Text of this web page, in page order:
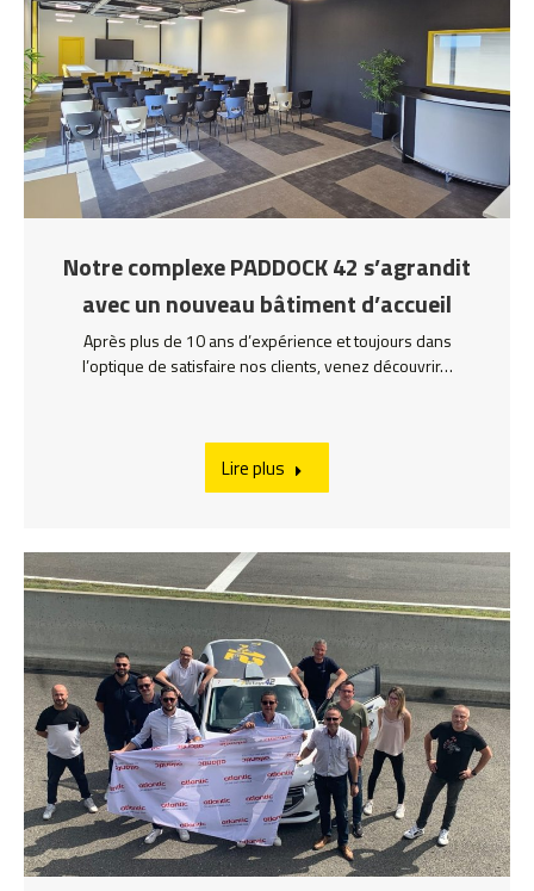
Notre complexe PADDOCK 42 s’agrandit
avec un nouveau bâtiment d’accueil
Après plus de 10 ans d’expérience et toujours dans
l’optique de satisfaire nos clients, venez découvrir…
Lire plus